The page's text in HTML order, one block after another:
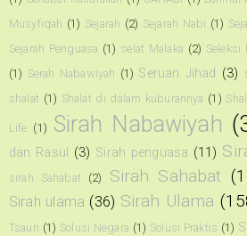
Musyfiqah (1) Sejarah (2) Sejarah Nabi (1)
Sejarah Penguasa (1) selat Malaka (2) Seleksi
(1) Serah Nabawiyah (1) Seruan Jihad (3)
shalat (1) Shalat di dalam kuburannya (1)
Life (1) Sirah Nabawiyah
dan Rasul
(3) Sirah penguasa (11)
sirah Sahabat (2) Sirah Sahabat
Sirah ulama (36) Sirah Ulama
Tsauri (1) Solusi Negara (1) Solusi Praktis (1)